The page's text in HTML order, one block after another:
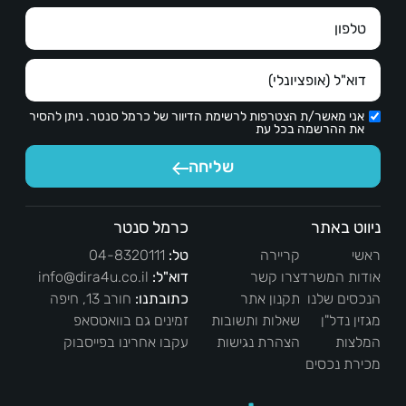
אני מאשר/ת הצטרפות לרשימת הדיוור של כרמל סנטר. ניתן להסיר
את ההרשמה בכל עת
שליחה
ניווט באתר
ראשי
אודות המשרד
הנכסים שלנו
מגזין נדל"ן
המלצות
מכירת נכסים
קריירה
צרו קשר
תקנון אתר
שאלות ותשובות
הצהרת נגישות
כרמל סנטר
טל: 04-8320111
דוא"ל: info@dira4u.co.il
כתובתנו: חורב 13, חיפה
זמינים גם בוואטסאפ
עקבו אחרינו בפייסבוק